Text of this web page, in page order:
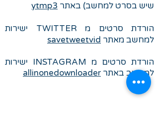
שיש בסרט למחשב) באתר ytmp3
הורדת סרטים מ TWITTER ישירות
למחשב מאתר savetweetvid
הורדת סרטים מ INSTAGRAM ישירות
למחשב באתר allinonedownloader